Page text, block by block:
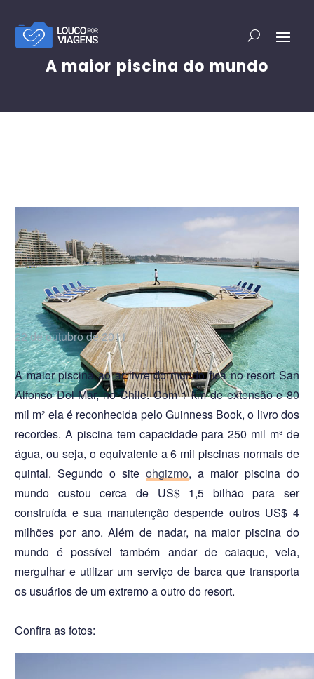
A maior piscina do mundo
0
22 de outubro de 2011
A maior piscina ao ar livre do mundo fica no resort San
Alfonso Del Mar, no Chile. Com 1 km de extensão e 80
mil m² ela é reconhecida pelo Guinness Book, o livro dos
recordes. A piscina tem capacidade para 250 mil m³ de
água, ou seja, o equivalente a 6 mil piscinas normais de
quintal. Segundo o site ohgizmo, a maior piscina do
mundo custou cerca de US$ 1,5 bilhão para ser
construída e sua manutenção despende outros US$ 4
milhões por ano. Além de nadar, na maior piscina do
mundo é possível também andar de caiaque, vela,
mergulhar e utilizar um serviço de barca que transporta
os usuários de um extremo a outro do resort.
Confira as fotos: